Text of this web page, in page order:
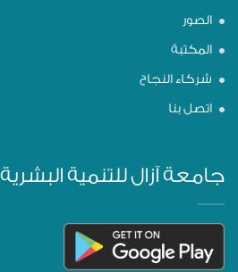
الصور
المكتبة
شركاء النجاح
اتصل بنا
جامعة آزال للتنمية